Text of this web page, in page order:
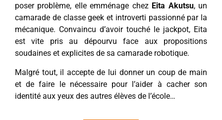
poser problème, elle emménage chez Eita Akutsu, un
camarade de classe geek et introverti passionné par la
mécanique. Convaincu d’avoir touché le jackpot, Eita
est vite pris au dépourvu face aux propositions
soudaines et explicites de sa camarade robotique.
Malgré tout, il accepte de lui donner un coup de main
et de faire le nécessaire pour l’aider à cacher son
identité aux yeux des autres élèves de l’école…